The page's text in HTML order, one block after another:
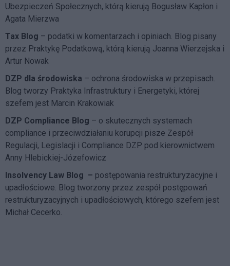
Ubezpieczeń Społecznych, którą kierują Bogusław Kapłon i
Agata Mierzwa
Tax Blog – podatki w komentarzach i opiniach. Blog pisany
przez Praktykę Podatkową, którą kierują Joanna Wierzejska i
Artur Nowak
DZP dla środowiska – ochrona środowiska w przepisach.
Blog tworzy Praktyka Infrastruktury i Energetyki, której
szefem jest Marcin Krakowiak
DZP Compliance Blog – o skutecznych systemach
compliance i przeciwdziałaniu korupcji pisze Zespół
Regulacji, Legislacji i Compliance DZP pod kierownictwem
Anny Hlebickiej-Józefowicz
Insolvency Law Blog – postępowania restrukturyzacyjne i
upadłościowe. Blog tworzony przez zespół postępowań
restrukturyzacyjnych i upadłościowych, którego szefem jest
Michał Cecerko.